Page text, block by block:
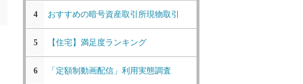
4 おすすめの暗号資産取引所現物取引
5 【住宅】満足度ランキング
6 「定額制動画配信」利用実態調査